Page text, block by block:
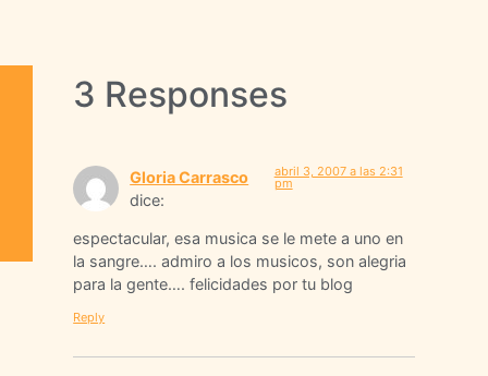
3 Responses
Gloria Carrasco
dice:
abril 3, 2007 a las 2:31
pm
espectacular, esa musica se le mete a uno en
la sangre…. admiro a los musicos, son alegria
para la gente…. felicidades por tu blog
Reply